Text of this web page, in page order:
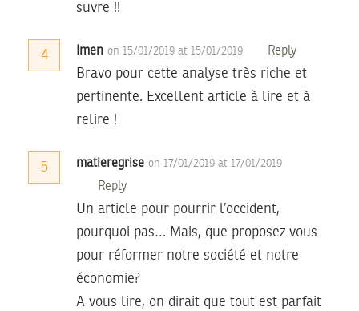
suvre !!
4 Imen on 15/01/2019 at 15/01/2019 Reply
Bravo pour cette analyse très riche et
pertinente. Excellent article à lire et à
relire !
5 matieregrise on 17/01/2019 at 17/01/2019
Reply
Un article pour pourrir l’occident,
pourquoi pas… Mais, que proposez vous
pour réformer notre société et notre
économie?
A vous lire, on dirait que tout est parfait